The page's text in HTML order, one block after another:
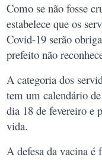
Como se não fosse
estabelece que os
Covid-19 serão
prefeito não
A categoria dos
tem um calendário
dia 18 de fevereiro e
vida.
A defesa da vacina é